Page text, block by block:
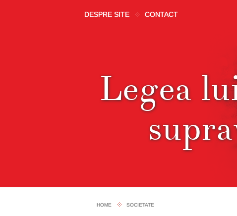
DESPRE SITE CONTACT
Legea
HOME SOCIETATE